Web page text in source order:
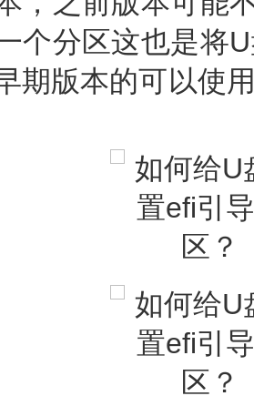
个分区这也是将
期版本的可以使